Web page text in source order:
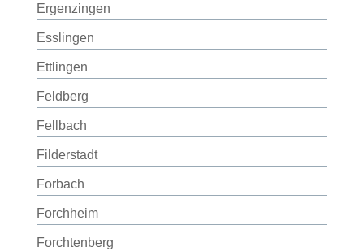
Ergenzingen
Esslingen
Ettlingen
Feldberg
Fellbach
Filderstadt
Forbach
Forchheim
Forchtenberg